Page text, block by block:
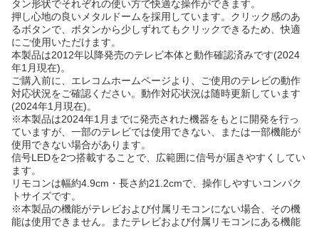
タン形状でそれぞれの使い方で快適な操作ができます。
押し心地の良いメタルドームを採用しています。クリック感のあ
るボタンで、ボタンから少しずれてもクリックできるため、快適
にご使用いただけます。
本製品は2012年以降発売のテレビ本体と動作確認済みです(2024
年1月現在)。
ご購入前に、エレコムホームページより、ご使用のテレビの動作
対応状況をご確認ください。動作対応状況は随時更新しています
(2024年1月現在)。
※本製品は2024年1月までに発売された機器をもとに開発を行っ
ていますが、一部のテレビでは使用できない、または一部機能が
使用できない場合があります。
信号LEDを2つ搭載することで、広範囲に信号が届きやすくしてい
ます。
リモコンは幅約4.9cm・長さ約21.2cmで、操作しやすいコンパク
トサイズです。
※本製品の機能がテレビおよび付属リモコンにない場合、その機
能は使用できません。またテレビおよび付属リモコンにある機能